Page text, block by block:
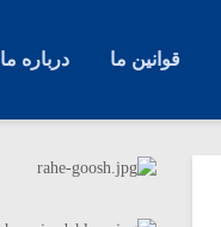
قوانین ما درباره ما